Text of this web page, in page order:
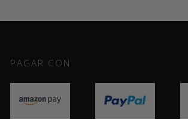
PAGAR CON